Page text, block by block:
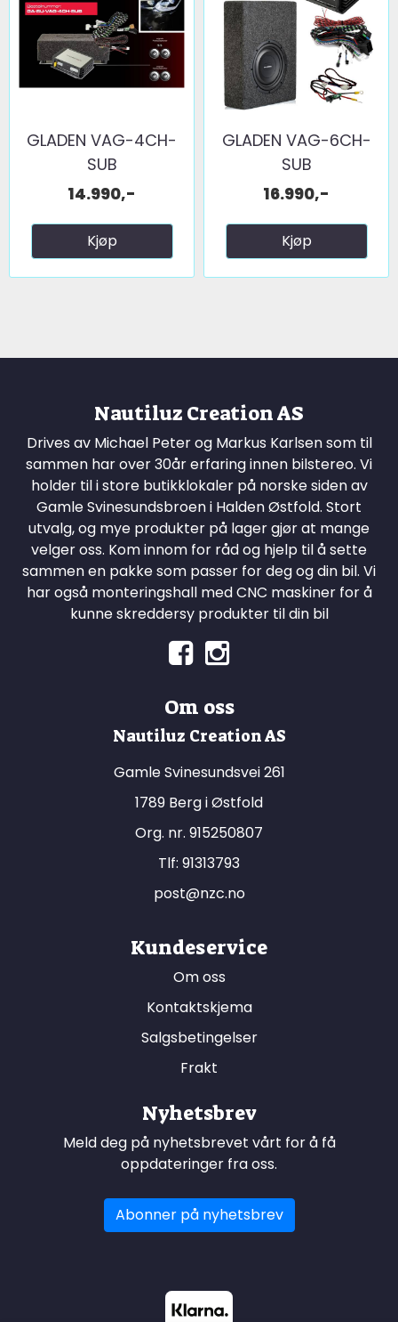
GLADEN VAG-4CH-
SUB
14.990,-
Kjøp
GLADEN VAG-6CH-
SUB
16.990,-
Kjøp
Nautiluz Creation AS
Drives av Michael Peter og Markus Karlsen som til
sammen har over 30år erfaring innen bilstereo. Vi
holder til i store butikklokaler på norske siden av
Gamle Svinesundsbroen i Halden Østfold. Stort
utvalg, og mye produkter på lager gjør at mange
velger oss. Kom innom for råd og hjelp til å sette
sammen en pakke som passer for deg og din bil. Vi
har også monteringshall med CNC maskiner for å
kunne skreddersy produkter til din bil
Om oss
Nautiluz Creation AS
Gamle Svinesundsvei 261
1789 Berg i Østfold
Org. nr. 915250807
Tlf: 91313793
post@nzc.no
Kundeservice
Om oss
Kontaktskjema
Salgsbetingelser
Frakt
Nyhetsbrev
Meld deg på nyhetsbrevet vårt for å få
oppdateringer fra oss.
Abonner på nyhetsbrev